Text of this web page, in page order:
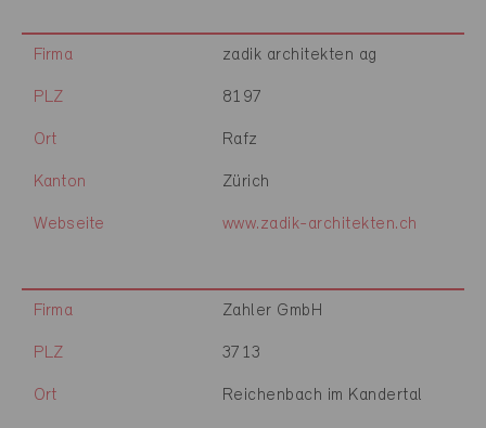
Firma zadik architekten ag
PLZ 8197
Ort Rafz
Kanton Zürich
Webseite www.zadik-architekten.ch
Firma Zahler GmbH
PLZ 3713
Ort Reichenbach im Kandertal